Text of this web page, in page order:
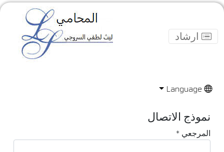
ارشاد
نموذج الاتصال
المرجعي *